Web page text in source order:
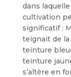
dans
cultivation
significatif :
teignait de la
teinture
teinture
s’altère en